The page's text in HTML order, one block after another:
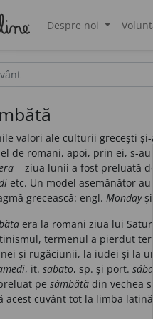
Despre noi
valori ale culturii grecești
de romani, apoi, prin ei, s-
= ziua lunii a fost preluată
etc. Un model asemănător
grecească: engl. Mondayși
era la romani ziua lui
termenul a pierdut
și rugăciunii, la iudei și la
, it. sabato, sp. și port.
pe sâmbătă din vechea
acest cuvânt tot la limba